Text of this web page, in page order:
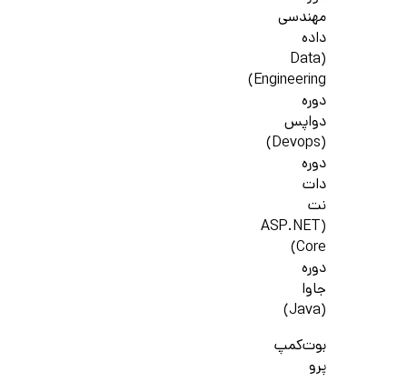
مهندسی
داده
(Data
Engineering)
دوره
دواپس
(Devops)
دوره
دات
نت
(ASP.NET
Core)
دوره
جاوا
(Java)
بوت‌کمپ
پرو